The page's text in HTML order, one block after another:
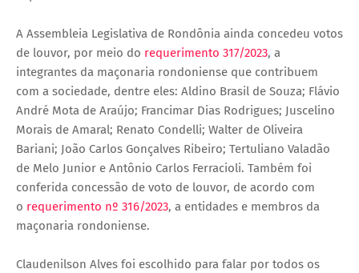
A Assembleia Legislativa de Rondônia ainda concedeu votos
de louvor, por meio do requerimento 317/2023, a
integrantes da maçonaria rondoniense que contribuem
com a sociedade, dentre eles: Aldino Brasil de Souza; Flávio
André Mota de Araújo; Francimar Dias Rodrigues; Juscelino
Morais de Amaral; Renato Condelli; Walter de Oliveira
Bariani; João Carlos Gonçalves Ribeiro; Tertuliano Valadão
de Melo Junior e Antônio Carlos Ferracioli. Também foi
conferida concessão de voto de louvor, de acordo com
o requerimento nº 316/2023, a entidades e membros da
maçonaria rondoniense.
Claudenilson Alves foi escolhido para falar por todos os